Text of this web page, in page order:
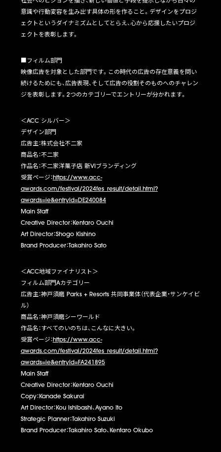
意識や行動変容を生み出す具体の形を作ること。デザインをプロジ
ェクトというダイナミズムとしてとらえ、心から応援したいプロジ
ェクトを表彰します。
■フィルム部門
映像広告を対象とした部門です。この時代の広告の存在意義を問い
続けるためにも、広告表現、そして広告の役割そのものへのチャレン
ジを表彰します。 2つのカテゴリーでエントリーが分かれます。
＜ACC シルバー＞
デザイン部門
広告主：株式会社不二家
商品名：不二家
作品名：不二家洋菓子店 新VI ブランディング
受賞ページ： https://www.acc-
awards.com/festival/2024fes_result/detail.html?
awards=ie&entryId=DE240084
Main Staff
Creative Director： Kentaro Ouchi
Art Director：Shogo Kishino
Brand Producer： Takahiro Sato
＜ACC地域ファイナリスト＞
フィルム部門Aカテゴリー
広告主：神戸須磨 Parks + Resorts 共同事業体（代表企業・サンケイビ
ル）
商品名：神戸須磨シーワールド
作品名：すべてのいのちは、こんなに大きい。
受賞ページ： https://www.acc-
awards.com/festival/2024fes_result/detail.html?
awards=ie&entryId=FA241895
Main Staff
Creative Director： Kentaro Ouchi
Copy： Kanade Sakurai
Art Director： Kou Ishibashi 、Ayano Ito
Strategic Planner： Takahiro Suzuki
Brand Producer： Takahiro Sato、 Kentaro Okubo